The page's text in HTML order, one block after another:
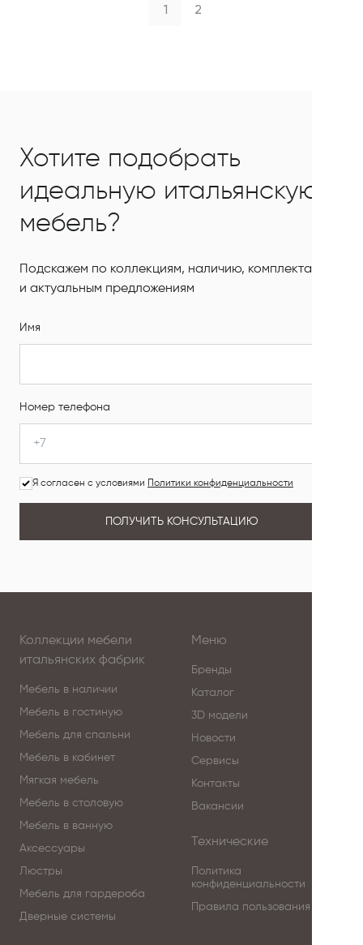
1 2
Хотите подобрать
идеальную итальянскую
мебель?
Подскажем по коллекциям, наличию, комплектации
и актуальным предложениям
Имя
Номер телефона
Я согласен с условиями Политики конфиденциальности
ПОЛУЧИТЬ КОНСУЛЬТАЦИЮ
Коллекции мебели
итальянских фабрик
Мебель в наличии
Мебель в гостиную
Мебель для спальни
Мебель в кабинет
Мягкая мебель
Мебель в столовую
Мебель в ванную
Аксессуары
Люстры
Мебель для гардероба
Дверные системы
Меню
Бренды
Каталог
3D модели
Новости
Сервисы
Контакты
Вакансии
Технические
Политика
конфиденциальности
Правила пользования